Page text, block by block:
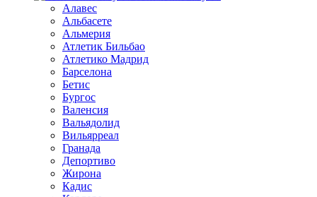
Алавес
Альбасете
Альмерия
Атлетик Бильбао
Атлетико Мадрид
Барселона
Бетис
Бургос
Валенсия
Вальядолид
Вильярреал
Гранада
Депортиво
Жирона
Кадис